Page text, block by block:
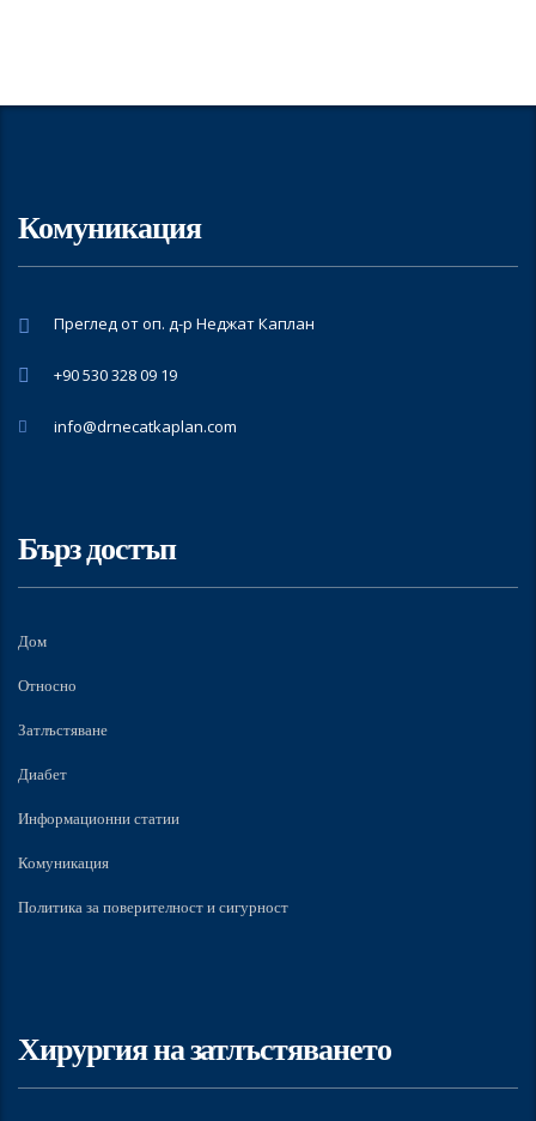
Комуникация
Преглед от оп. д-р Неджат Каплан
+90 530 328 09 19
info@drnecatkaplan.com
Бърз достъп
Дом
Относно
Затлъстяване
Диабет
Информационни статии
Комуникация
Политика за поверителност и сигурност
Хирургия на затлъстяването